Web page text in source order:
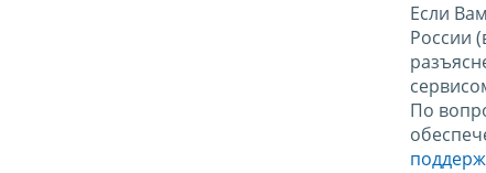
Если
России
По